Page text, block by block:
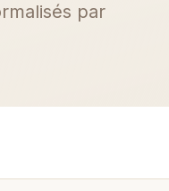
par